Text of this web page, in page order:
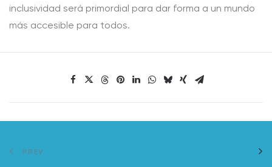
inclusividad será primordial para dar forma a un mundo
más accesible para todos.
PREV